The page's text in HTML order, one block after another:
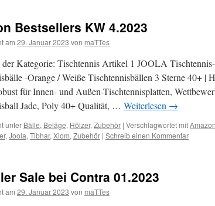
Bestsellers KW 4.2023
am 29. Januar 2023 von maTTes
der Kategorie: Tischtennis Artikel 1 JOOLA
-Orange / Weiße Tischtennisbällen 3 Sterne 40+ |
für Innen- und Außen-Tischtennisplatten,
Jade, Poly 40+ Qualität, … Weiterlesen →
unter Bälle, Beläge, Hölzer, Zubehör | Verschlagwortet mitAmazon
, Joola, Tibhar, Xiom, Zubehör | Schreib einen Kommentar
Sale bei Contra 01.2023
am 29. Januar 2023 von maTTes